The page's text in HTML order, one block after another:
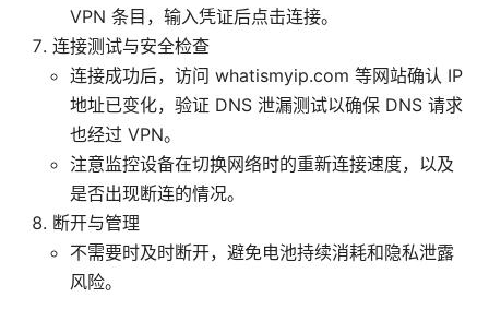
VPN 条目，输入凭证后点击连接。
连接测试与安全检查
连接成功后，访问 whatismyip.com 等网站确认 IP
地址已变化，验证 DNS 泄漏测试以确保 DNS 请求
也经过 VPN。
注意监控设备在切换网络时的重新连接速度，以及
是否出现断连的情况。
断开与管理
不需要时及时断开，避免电池持续消耗和隐私泄露
风险。